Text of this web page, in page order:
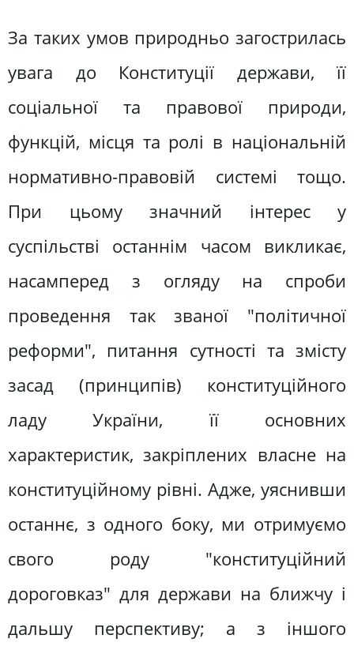
За таких умов природньо загострилась
увага до Конституції держави, її
соціальної та правової природи,
функцій, місця та ролі в національній
нормативно-правовій системі тощо.
При цьому значний інтерес у
суспільстві останнім часом викликає,
насамперед з огляду на спроби
проведення так званої "політичної
реформи", питання сутності та змісту
засад (принципів) конституційного
ладу України, її основних
характеристик, закріплених власне на
конституційному рівні. Адже, уяснивши
останнє, з одного боку, ми отримуємо
свого роду "конституційний
дороговказ" для держави на ближчу і
дальшу перспективу; а з іншого